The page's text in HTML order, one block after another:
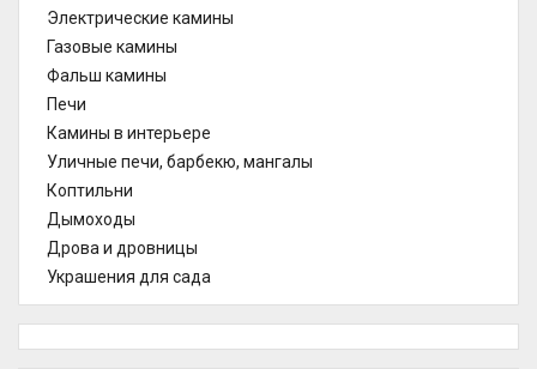
Электрические камины
Газовые камины
Фальш камины
Печи
Камины в интерьере
Уличные печи, барбекю, мангалы
Коптильни
Дымоходы
Дрова и дровницы
Украшения для сада